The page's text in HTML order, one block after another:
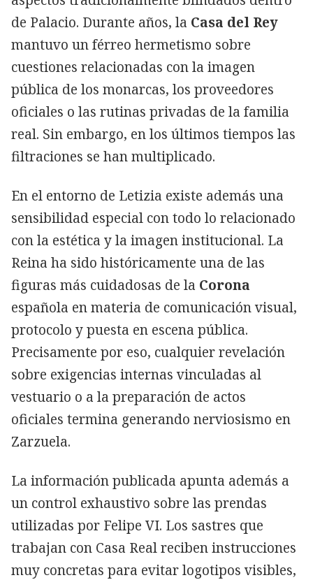
de Palacio. Durante años, la Casa del Rey
mantuvo un férreo hermetismo sobre
cuestiones relacionadas con la imagen
pública de los monarcas, los proveedores
oficiales o las rutinas privadas de la familia
real. Sin embargo, en los últimos tiempos las
filtraciones se han multiplicado.
En el entorno de Letizia existe además una
sensibilidad especial con todo lo relacionado
con la estética y la imagen institucional. La
Reina ha sido históricamente una de las
figuras más cuidadosas de la Corona
española en materia de comunicación visual,
protocolo y puesta en escena pública.
Precisamente por eso, cualquier revelación
sobre exigencias internas vinculadas al
vestuario o a la preparación de actos
oficiales termina generando nerviosismo en
Zarzuela.
La información publicada apunta además a
un control exhaustivo sobre las prendas
utilizadas por Felipe VI. Los sastres que
trabajan con Casa Real reciben instrucciones
muy concretas para evitar logotipos visibles,